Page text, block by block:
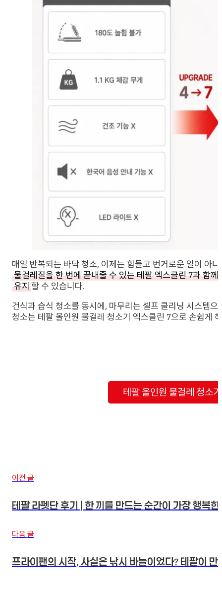
매일 반복되는 바닥 청소, 이제는 힘들고 번거로운 일이 아
물걸레질을 한 번에 끝내줄 수 있는 테팔 엑스클린 7과 함
유지할 수 있습니다.
건식과 습식 청소를 동시에, 마무리는 셀프 클리닝 시스템
청소는 테팔 올인원 물걸레 청소기 엑스클린 7으로 손쉽게
테팔 올인원 물걸레 청소
이전 글
테팔 라펫단 후기 | 한 끼를 만드는 순간이 가장 행복
다음 글
프라이팬의 시작, 사실은 낚시 바늘이었다? 테팔이 만